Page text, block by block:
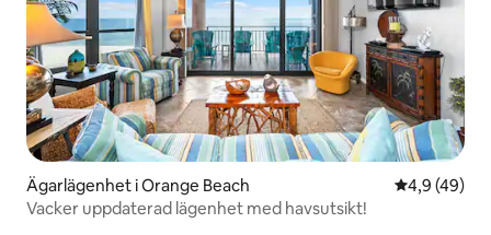
Ägarlägenhet i Orange Beach 4,9 av 5 i
4,9 (49)
Vacker uppdaterad lägenhet med havsutsikt!